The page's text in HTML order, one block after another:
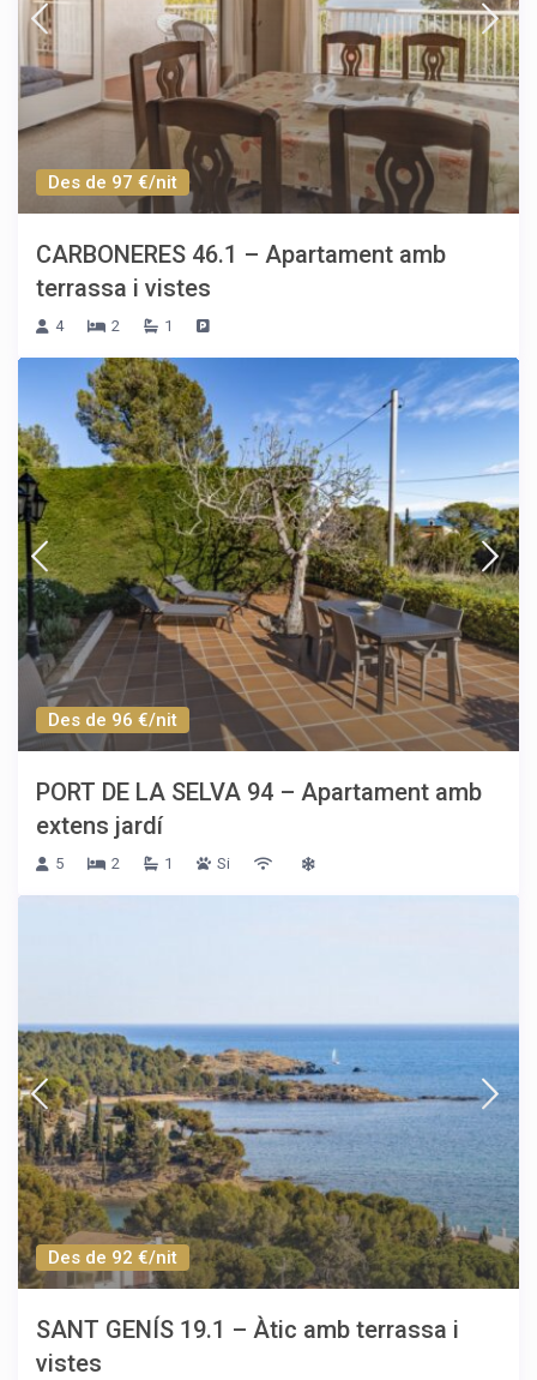
Des de 97 €/nit
CARBONERES 46.1 – Apartament amb
terrassa i vistes
4 2 1
Des de 96 €/nit
PORT DE LA SELVA 94 – Apartament amb
extens jardí
5 2 1 Si
Des de 92 €/nit
SANT GENÍS 19.1 – Àtic amb terrassa i
vistes